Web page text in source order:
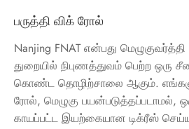
பருத்தி விக் ரோல்
Nanjing FNAT என்பது
துறையில் நிபுணத்துவம் பெற்ற ஒரு
கொண்ட தொழிற்சாலை ஆகும்.
ரோல், மெழுகு பயன்படுத்தப்படாமல்,
காயப்பட்ட இயற்கையான டிக்ரீஸ்